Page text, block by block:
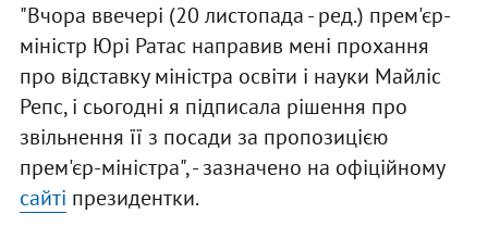
"Вчора ввечері (20 листопада - ред.) прем'єр-
міністр Юрі Ратас направив мені прохання
про відставку міністра освіти і науки Майліс
Репс, і сьогодні я підписала рішення про
звільнення її з посади за пропозицією
прем'єр-міністра", - зазначено на офіційному
сайті президентки.